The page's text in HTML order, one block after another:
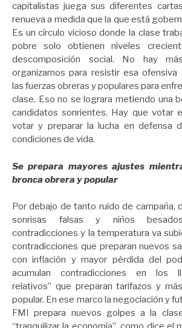
capitalistas juega sus diferentes
renueva a medida que la que está
Es un círculo vicioso donde la clase
pobre solo obtienen niveles
descomposición social. No hay
organizarnos para resistir esa ofensiva
las fuerzas obreras y populares para
clase. Eso no se lograra metiendo una
candidatos sonrientes. Hay que votar
votar y preparar la lucha en defensa
condiciones de vida.
Se prepara mayores ajustes
bronca obrera y popular
Por debajo de tanto ruido de campaña,
sonrisas falsas y niños
contradicciones y la temperatura va
contradicciones que preparan nuevos
con inflación y mayor pérdida del
acumulan contradicciones en los
relativos” que preparan tarifazos y
popular. En ese marco la negociación y
FMI prepara nuevos golpes a la